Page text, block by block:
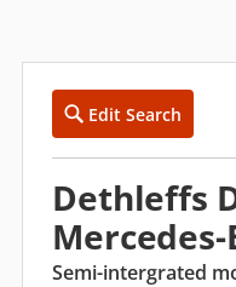
Edit Search
Dethleffs
Mercedes-
Semi-intergrated